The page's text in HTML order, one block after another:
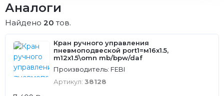
Аналоги
Найдено 20 тов.
Кран ручного управления
пневмоподвеской port1=м16x1.5,
m12x1.5\omn mb/bpw/daf
Производитель: FEBI
Артикул: 38128